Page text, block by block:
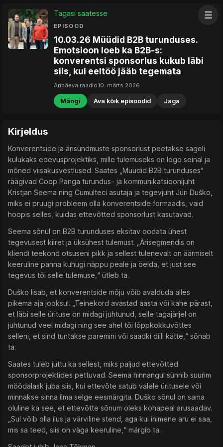
☰
Tagasi saatesse
EPISOOD
10.03.26 Müüdid B2B turunduses.
Emotsioon loeb ka B2B-s:
konverentsi sponsorlus kukub läbi
siis, kui eeltöö jääb tegemata
Äripäeva raadio10. märts 2026
Mängi Ava kõik episoodid Jaga
Kirjeldus
Konverentside ja ärisündmuste sponsorlust peetakse sageli
kulukaks edevusprojektiks, mille tulemuseks on logo seinal ja
mõned viisakusvestlused. Saates „Müüdid B2B turunduses“
räägivad Coop Panga turundus- ja kommunikatsioonijuht
Kristjan Seema ning Cumulteci asutaja ja tegevjuht Jüri Duško,
miks ei pruugi probleem olla konverentside formaadis, vaid
hoopis selles, kuidas ettevõtted sponsorlust kasutavad.
Seema sõnul on B2B turunduses eksitav oodata ühest
tegevusest kiiret ja üksühest tulemust. „Ärisegmendis on
kliendi teekond otsuseni pikk ja sellest tulenevalt on äärmiselt
keeruline panna kuhugi näppu peale ja öelda, et just see
tegevus tõi selle tulemuse,“ ütleb ta.
Duško lisab, et konverentside mõju võib avalduda alles
pikema aja jooksul. „Teinekord avastad aasta või kahe pärast,
et läbi selle ürituse on midagi juhtunud, selle tagajärjel on
juhtunud veel midagi ning see ahel tõi lõppkokkuvõttes
selleni, et sind tuntakse paremini või saadki diili kätte,“ sõnab
ta.
Saates tuleb juttu ka sellest, miks paljud ettevõtted
sponsorprojektides pettuvad. Seema hinnangul sünnib suurim
möödalask juba siis, kui ettevõte satub valele üritusele või
minnakse sinna ilma selge eesmärgita. Duško sõnul on sama
oluline ka see, et ettevõtte sõnum oleks kohapeal arusaadav.
„Sul võib olla ilus ja värviline stend, aga kui inimene aru ei saa,
mis sa teed, siis on väga keeruline,“ märgib ta.